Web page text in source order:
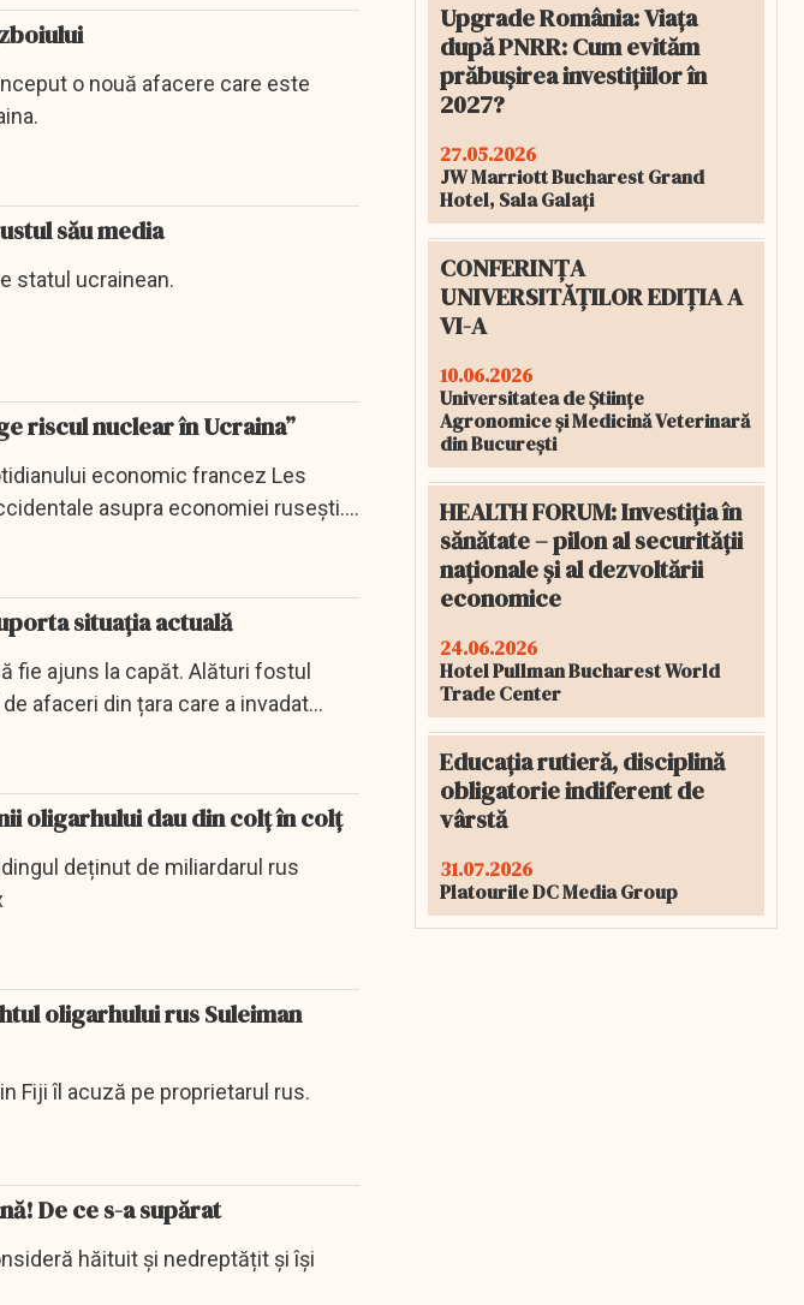
o nouă afacere care este
său media
statul ucrainean.
riscul nuclear în Ucraina”
economic francez Les
asupra economiei rusești.
situația actuală
fie ajuns la capăt. Alături fostul
afaceri din țara care a invadat
oligarhului dau din colț în colț
deținut de miliardarul rus
oligarhului rus Suleiman
Fiji îl acuză pe proprietarul rus.
De ce s-a supărat
hăituit și nedreptățit și își
Upgrade România: Viața
după PNRR: Cum evităm
prăbușirea investițiilor în
2027?
27.05.2026
JW Marriott Bucharest Grand
Hotel, Sala Galați
CONFERINȚA
UNIVERSITĂȚILOR EDIȚIA A
VI-A
10.06.2026
Universitatea de Științe
Agronomice și Medicină Veterinară
din București
HEALTH FORUM: Investiția în
sănătate – pilon al securității
naționale și al dezvoltării
economice
24.06.2026
Hotel Pullman Bucharest World
Trade Center
Educația rutieră, disciplină
obligatorie indiferent de
vârstă
31.07.2026
Platourile DC Media Group